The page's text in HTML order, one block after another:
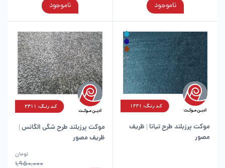
ناموجود
دارای
انواع
مختلفی
می
باشد.
گزینه
ها
ممکن
است
صفحه
محصول
ناموجود
دارای
انواع
مختلفی
می
باشد.
گزینه
ها
ممکن
است
صفحه
محصول
موکت پرزبلند طرح تیانا | ظریف
مصور
موکت پرزبلند طرح شگی الگانس |
ظریف مصور
1,950,000
تومان